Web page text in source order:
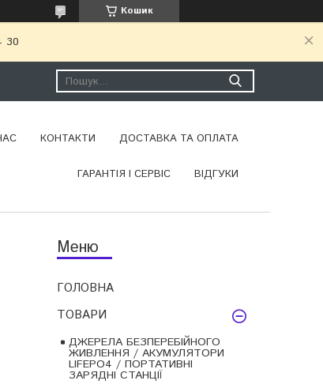
Кошик
30
КОНТАКТИ ДОСТАВКА ТА ОПЛАТА
ГАРАНТІЯ І СЕРВІС ВІДГУКИ
ГОЛОВНА
ТОВАРИ
ДЖЕРЕЛА БЕЗПЕРЕБІЙНОГО
ЖИВЛЕННЯ / АКУМУЛЯТОРИ
LIFEPO4 / ПОРТАТИВНІ
ЗАРЯДНІ СТАНЦІЇ